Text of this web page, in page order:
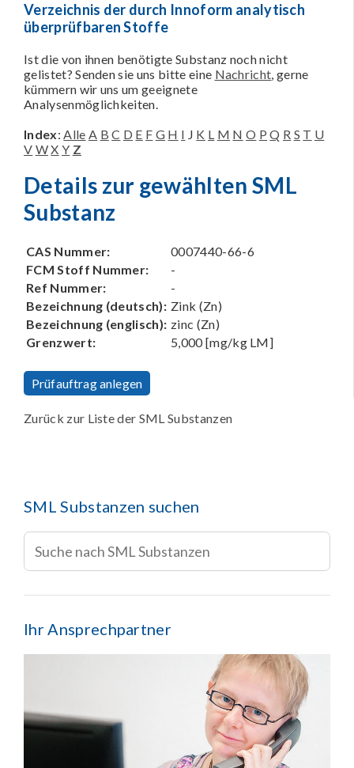
Verzeichnis der durch Innoform analytisch
überprüfbaren Stoffe
Ist die von ihnen benötigte Substanz noch nicht
gelistet? Senden sie uns bitte eine Nachricht, gerne
kümmern wir uns um geeignete
Analysenmöglichkeiten.
Index:Alle A B C D E F G H I J K L M N O P Q R S T U
V WX Y Z
Details zur gewählten SML
Substanz
CAS Nummer:
0007440-66-6
FCM Stoff Nummer:
-
Ref Nummer:
-
Bezeichnung (deutsch): Zink (Zn)
Bezeichnung (englisch): zinc (Zn)
Grenzwert:
5,000 [mg/kg LM]
Prüfauftrag anlegen
Zurück zur Liste der SML Substanzen
SML Substanzen suchen
Ihr Ansprechpartner